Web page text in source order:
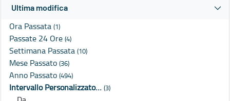
Ultima modifica
Ora Passata (1)
Passate 24 Ore (4)
Settimana Passata (10)
Mese Passato (36)
Anno Passato (494)
Intervallo Personalizzato… (3)